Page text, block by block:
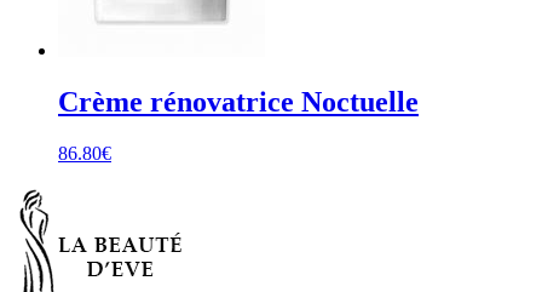
Crème rénovatrice Noctuelle
86.80€